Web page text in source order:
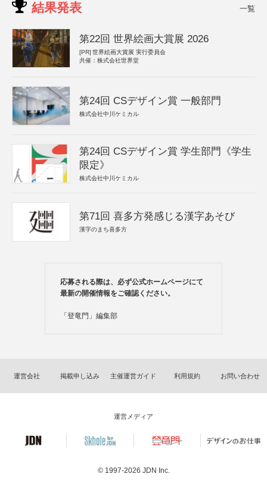
結果発表 一覧
第22回 世界絵画大賞展 2026
[PR] 世界絵画大賞展 実行委員会
共催：株式会社世界堂
第24回 CSデザイン賞 一般部門
株式会社中川ケミカル
第24回 CSデザイン賞 学生部門《学生
限定》
株式会社中川ケミカル
第71回 喜多方発感じる漢字あそび
漢字のまち喜多方
応募される際は、必ず公式ホームページにて
最新の開催情報をご確認ください。
「登竜門」編集部
運営会社 掲載申し込み 主催運営ガイド 利用規約 お問い合わせ
運営メディア
© 1997-2026 JDN Inc.